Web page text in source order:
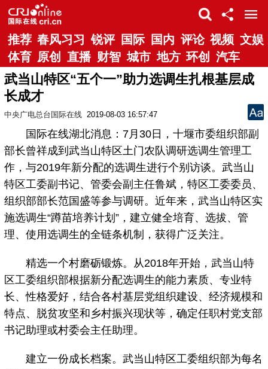
推荐 春风习习 锐评 国际 国内 评论 视频 文娱
体育 原创 直播 财智 城市 地方 环创 汽车
武当山特区“五个一”助力选调生扎根基层成
长成才
中央广电总台国际在线 2019-08-03 16:57:47
国际在线湖北消息：7月30日，十堰市委组织部副
部长曾祥成到武当山特区土门农队调研选调生管理工
作，与2019年新分配的选调生进行个别访谈。武当山
特区工委副书记、管委会副主任鲁斌，特区工委委员、
组织部部长范国盛等参与调研。近年来，武当山特区实
施选调生“蹲苗培养计划”，建立健全培育、选拔、管
理、使用选调生的全链条机制，获得广泛关注。
精选一个村磨砺锻炼。从2018年开始，武当山特
区工委组织部根据新分配选调生的能力素质、专业特
长、性格爱好，结合各村基层党组织建设、经济规模和
特点、脱贫攻坚和乡村振兴现状等，确定任职村党支部
书记助理或村委会主任助理。
建立一份成长档案。武当山特区工委组织部为每名